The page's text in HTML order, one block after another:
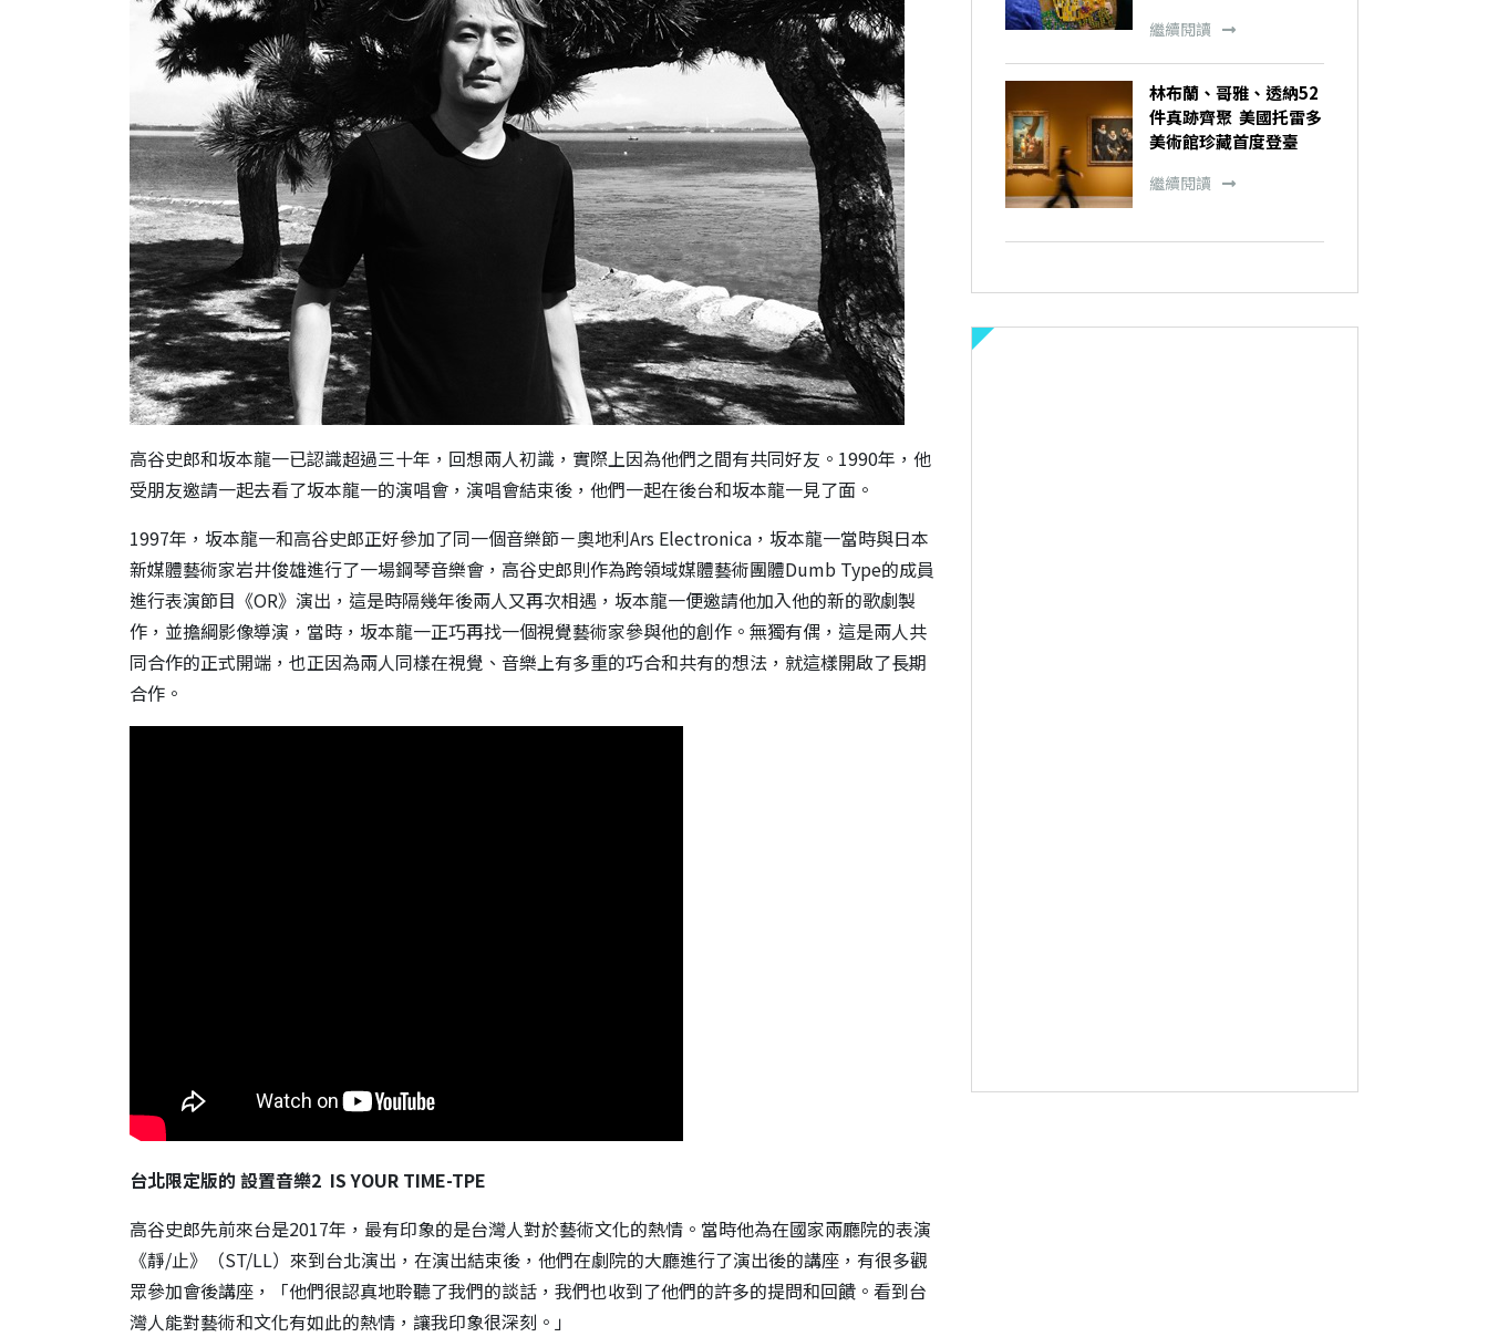
高谷史郎和坂本龍一已認識超過三十年，回想兩人初識，實際上因為他們之間有共同好友。1990年，他
受朋友邀請一起去看了坂本龍一的演唱會，演唱會結束後，他們一起在後台和坂本龍一見了面。
1997年，坂本龍一和高谷史郎正好參加了同一個音樂節－奧地利Ars Electronica，坂本龍一當時與日本
新媒體藝術家岩井俊雄進行了一場鋼琴音樂會，高谷史郎則作為跨領域媒體藝術團體Dumb Type的成員
進行表演節目《OR》演出，這是時隔幾年後兩人又再次相遇，坂本龍一便邀請他加入他的新的歌劇製
作，並擔綱影像導演，當時，坂本龍一正巧再找一個視覺藝術家參與他的創作。無獨有偶，這是兩人共
同合作的正式開端，也正因為兩人同樣在視覺、音樂上有多重的巧合和共有的想法，就這樣開啟了長期
合作。
台北限定版的 設置音樂2 IS YOUR TIME-TPE
高谷史郎先前來台是2017年，最有印象的是台灣人對於藝術文化的熱情。當時他為在國家兩廳院的表演
《靜/止》（ST/LL）來到台北演出，在演出結束後，他們在劇院的大廳進行了演出後的講座，有很多觀
眾參加會後講座，「他們很認真地聆聽了我們的談話，我們也收到了他們的許多的提問和回饋。看到台
灣人能對藝術和文化有如此的熱情，讓我印象很深刻。」
繼續閱讀
林布蘭、哥雅、透納52
件真跡齊聚 美國托雷多
美術館珍藏首度登臺
繼續閱讀